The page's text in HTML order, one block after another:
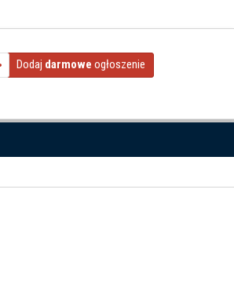
Dodaj darmowe ogłoszenie